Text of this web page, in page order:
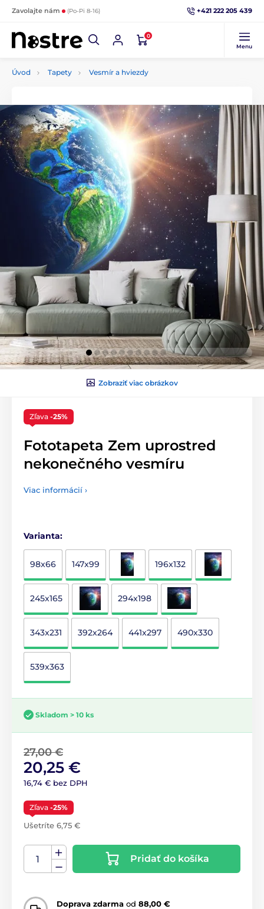
Zavolajte nám (Po-Pi 8-16) +421 222 205 439
0
Menu
Úvod Tapety Vesmír a hviezdy
Zobraziť viac obrázkov
Zľava -25%
Fototapeta Zem uprostred
nekonečného vesmíru
Viac informácií ›
Varianta:
98x66 147x99 196x132
245x165 294x198
343x231 392x264 441x297 490x330
539x363
Skladom > 10 ks
27,00 €
20,25 €
16,74 € bez DPH
Zľava -25%
Ušetríte 6,75 €
Pridať do košíka
Doprava zdarma od 88,00 €